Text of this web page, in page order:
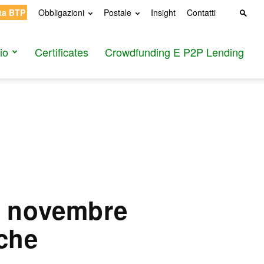
BTP Obbligazioni Postale Insight Contatti
Certificates Crowdfunding E P2P Lending